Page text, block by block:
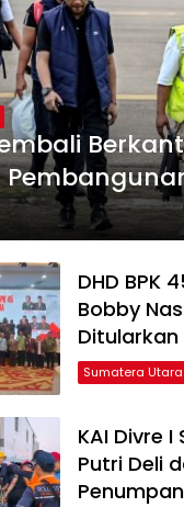
DHD BPK
Bobby
Ditularkan
Sumatera Utara
KAI Divre
Putri Deli